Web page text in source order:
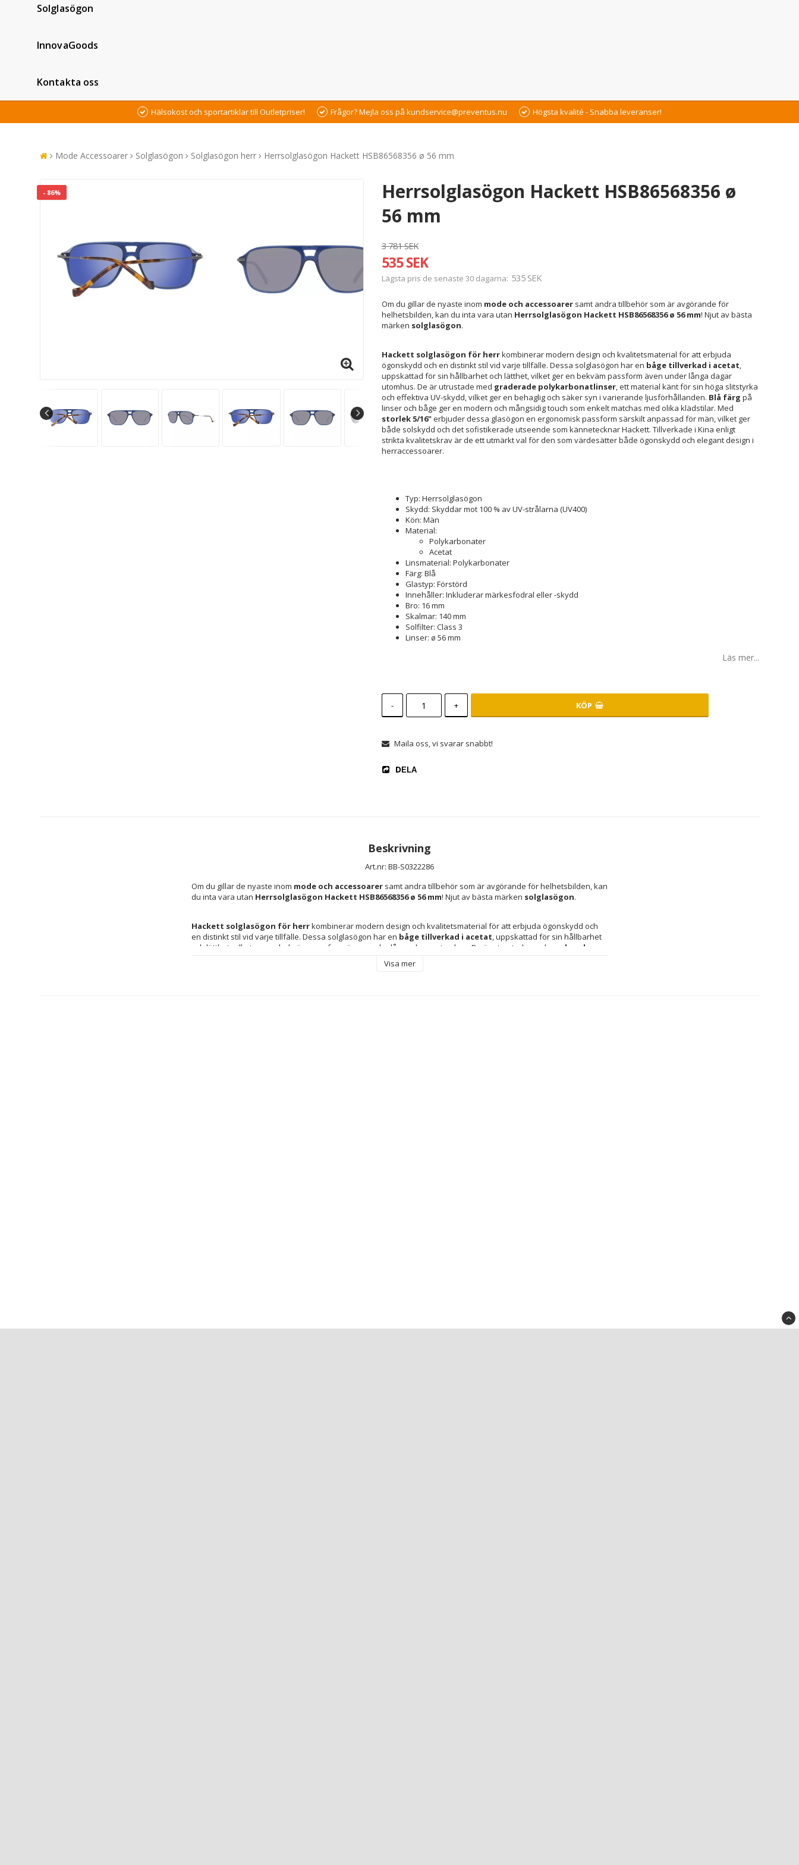
Solglasögon
InnovaGoods
Kontakta oss
Hälsokost och sportartiklar till Outletpriser! Frågor? Mejla oss på kundservice@preventus.nu Högsta kvalité - Snabba leveranser!
Mode Accessoarer Solglasögon Solglasögon herr Herrsolglasögon Hackett HSB86568356 ø 56 mm
- 86%
Herrsolglasögon Hackett HSB86568356 ø
56 mm
3 781 SEK
535 SEK
Lägsta pris de senaste 30 dagarna 535 SEK
Om du gillar de nyaste inom mode och accessoarersamt andra tillbehör som är avgörande för
helhetsbilden, kan du inta vara utan Herrsolglasögon Hackett HSB86568356 ø 56 mm! Njut av bästa
märken solglasögon.
Hackett solglasögon för herrkombinerar modern design och kvalitetsmaterial för att erbjuda
ögonskydd och en distinkt stil vid varje tillfälle. Dessa solglasögon har en båge tillverkad i acetat,
uppskattad för sin hållbarhet och lätthet, vilket ger en bekväm passform även under långa dagar
utomhus. De är utrustade med graderade polykarbonatlinser, ett material känt för sin höga slitstyrka
och effektiva UV-skydd, vilket ger en behaglig och säker syn i varierande ljusförhållanden. Blå färg på
linser och båge ger en modern och mångsidig touch som enkelt matchas med olika klädstilar. Med
storlek 5/16"erbjuder dessa glasögon en ergonomisk passform särskilt anpassad för män, vilket ger
både solskydd och det sofistikerade utseende som kännetecknar Hackett. Tillverkade i Kina enligt
strikta kvalitetskrav är de ett utmärkt val för den som värdesätter både ögonskydd och elegant design i
herraccessoarer.
Typ: Herrsolglasögon
Skydd: Skyddar mot 100 % av UV-strålarna (UV400)
Kön: Män
Material:
Polykarbonater
Acetat
Linsmaterial: Polykarbonater
Färg: Blå
Glastyp: Förstörd
Innehåller: Inkluderar märkesfodral eller -skydd
Bro: 16 mm
Skalmar: 140 mm
Solfilter: Class 3
Linser: ø 56 mm
Läs mer...
- + KÖP
Maila oss, vi svarar snabbt!
DELA
Beskrivning
Art.nr: BB-S0322286
Om du gillar de nyaste inom mode och accessoarer samt andra tillbehör som är avgörande för helhetsbilden, kan
du inta vara utan Herrsolglasögon Hackett HSB86568356 ø 56 mm! Njut av bästa märken solglasögon.
Hackett solglasögon för herr kombinerar modern design och kvalitetsmaterial för att erbjuda ögonskydd och
en distinkt stil vid varje tillfälle. Dessa solglasögon har en båge tillverkad i acetat, uppskattad för sin hållbarhet
och lätthet, vilket ger en bekväm passform även under långa dagar utomhus. De är utrustade med
graderade
på linser och båge ger en modern och mångsidig touch som
Visa mer